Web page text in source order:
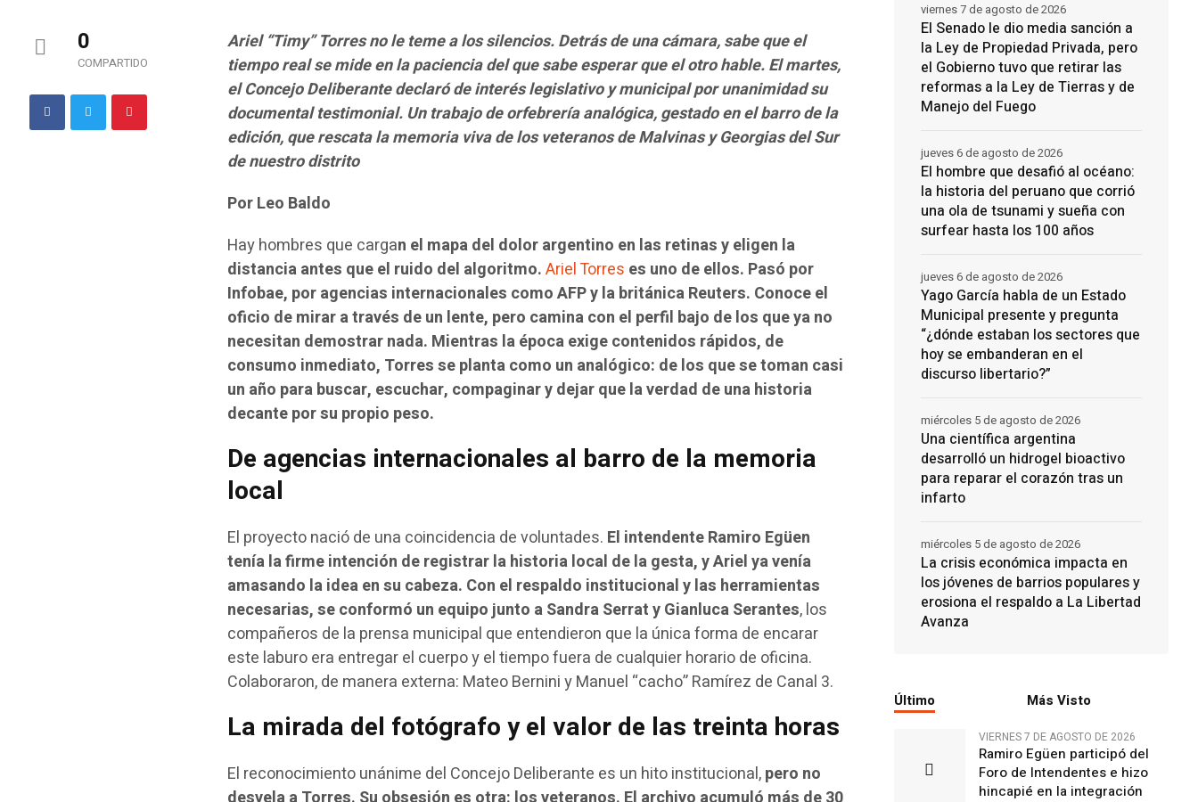
0
COMPARTIDO
Ariel “Timy” Torres no le teme a los silencios. Detrás de una cámara, sabe que el
tiempo real se mide en la paciencia del que sabe esperar que el otro hable. El martes,
el Concejo Deliberante declaró de interés legislativo y municipal por unanimidad su
documental testimonial. Un trabajo de orfebrería analógica, gestado en el barro de la
edición, que rescata la memoria viva de los veteranos de Malvinas y Georgias del Sur
de nuestro distrito
Por Leo Baldo
Hay hombres que cargan el mapa del dolor argentino en las retinas y eligen la
distancia antes que el ruido del algoritmo.Ariel Torres es uno de ellos. Pasó por
Infobae, por agencias internacionales como AFP y la británica Reuters. Conoce el
oficio de mirar a través de un lente, pero camina con el perfil bajo de los que ya no
necesitan demostrar nada. Mientras la época exige contenidos rápidos, de
consumo inmediato, Torres se planta como un analógico: de los que se toman casi
un año para buscar, escuchar, compaginar y dejar que la verdad de una historia
decante por su propio peso.
De agencias internacionales al barro de la memoria
local
El proyecto nació de una coincidencia de voluntades. El intendente Ramiro Egüen
tenía la firme intención de registrar la historia local de la gesta, y Ariel ya venía
amasando la idea en su cabeza. Con el respaldo institucional y las herramientas
necesarias, se conformó un equipo junto a Sandra Serrat y Gianluca Serantes, los
compañeros de la prensa municipal que entendieron que la única forma de encarar
este laburo era entregar el cuerpo y el tiempo fuera de cualquier horario de oficina.
Colaboraron, de manera externa: Mateo Bernini y Manuel “cacho” Ramírez de Canal 3.
La mirada del fotógrafo y el valor de las treinta horas
El reconocimiento unánime del Concejo Deliberante es un hito institucional,pero no
El Senado le dio media sanción a
la Ley de Propiedad Privada, pero
el Gobierno tuvo que retirar las
reformas a la Ley de Tierras y de
Manejo del Fuego
viernes 7 de agosto de 2026
El hombre que desafió al océano:
la historia del peruano que corrió
una ola de tsunami y sueña con
surfear hasta los 100 años
jueves 6 de agosto de 2026
Yago García habla de un Estado
Municipal presente y pregunta
“¿dónde estaban los sectores que
hoy se embanderan en el
discurso libertario?”
jueves 6 de agosto de 2026
Una científica argentina
desarrolló un hidrogel bioactivo
para reparar el corazón tras un
infarto
miércoles 5 de agosto de 2026
La crisis económica impacta en
los jóvenes de barrios populares y
erosiona el respaldo a La Libertad
Avanza
miércoles 5 de agosto de 2026
Último Más Visto
VIERNES 7 DE AGOSTO DE 2026
Ramiro Egüen participó del
Foro de Intendentes e hizo
hincapié en la integración